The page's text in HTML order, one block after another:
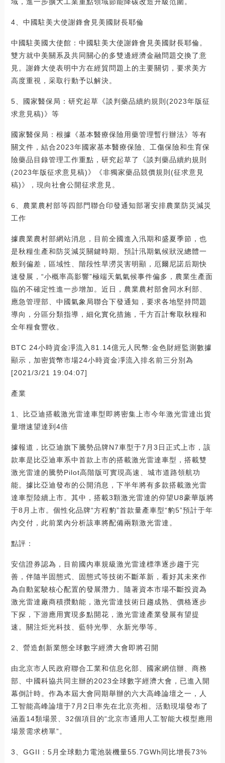
4、中國駐美大使謝鋒會見美國財長耶倫
中國駐美國大使館：中國駐美大使謝鋒會見美國財長耶倫。
雙方就中美關系及共同關心的多雙邊經濟金融問題交換了意
見。謝鋒大使表明中方在經貿問題上的主要關切，要求美方
高度重視，采取行動予以解決。
5、國家醫保局：研究起草《談判藥品續約規則(2023年版征
求意見稿)》等
國家醫保局：根據《基本醫療保險用藥管理暫行辦法》等有
關文件，結合2023年國家基本醫療保險、工傷保險和生育保
險藥品目錄管理工作重點，研究起草了《談判藥品續約規則
(2023年版征求意見稿)》《非獨家藥品競價規則(征求意見
稿)》，現向社會公開征求意見。
6、農業農村部等四部門聯合印發通知部署安排農業防災減災
工作
據農業農村部網站消息，目前全國進入汛期和盛夏季節，也
是秋糧生產和防災減災關鍵時期。預計汛期氣候狀況總體一
般到偏差，區域性、階段性旱澇災害明顯，厄爾尼諾后期快
速發展，“小概率高影響”極端天氣氣候事件偏多，農業生產面
臨的不確定性進一步增加。近日，農業農村部會同水利部、
應急管理部、中國氣象局聯合下發通知，要求各地堅持問題
導向，分區分類指導，細化實化措施，千方百計奪取秋糧和
全年糧食豐收。
BTC 24小時資金凈流入81.14億元人民幣:金色財經監測數據
顯示，加密貨幣市場24小時資金凈流入排名前三分別為
[2021/3/21 19:04:07]
產業
1、比亞迪搭載激光雷達車型即將密集上市今年激光雷達出貨
量增速望達到4倍
據報道，比亞迪旗下騰勢品牌N7車型于7月3日正式上市，該
款車是比亞迪車系中首款上市的搭載激光雷達車型，搭載雙
激光雷達的騰勢Pilot高階版可實現高速、城市道路領航功
能。據比亞迪發布的公開消息，下半年將有多款搭載激光雷
達車型陸續上市。其中，搭載3顆激光雷達的仰望U8豪華版將
于8月上市。個性化品牌“方程豹”首款量產車型“豹5”預計于年
內交付，此前業內分析該車將配備兩顆激光雷達。
點評：
安信證券認為，目前國內車規級激光雷達標準逐步趨于完
善，伴隨半固態式、固態式等技術不斷革新，看好其未來作
為自動駕駛核心配置的發展潛力。隨著資本市場不斷投資為
激光雷達廠商積攢動能，激光雷達技術日趨成熟、價格逐步
下探，下游應用實現多點開花，激光雷達產業發展有望提
速。關注炬光科技、藍特光學、永新光學等。
2、營造創新業態全球數字經濟大會即將召開
由北京市人民政府聯合工業和信息化部、國家網信辦、商務
部、中國科協共同主辦的2023全球數字經濟大會，已進入開
幕倒計時。作為本屆大會同期舉辦的六大高峰論壇之一，人
工智能高峰論壇于7月2日率先在北京亮相。活動現場發布了
涵蓋14類場景、32個項目的“北京市通用人工智能大模型應用
場景需求榜單”。
3、GGII：5月全球動力電池裝機量55.7GWh同比增長73%